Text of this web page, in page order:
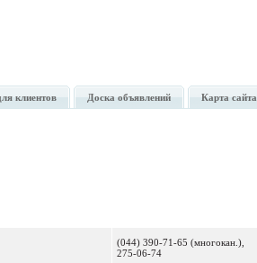
клиентов Доска объявлений Карта сайта
(044) 390-71-65 (многокан.),
275-06-74